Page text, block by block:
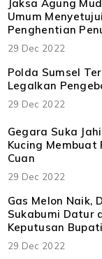
Jaksa Agung
Umum
Penghentian
Berdasarkan
29 Dec 2022
Polda Sumsel
Legalkan
29 Dec 2022
Gegara Suka
Kucing Membuat Fredi
Cuan
29 Dec 2022
Gas Melon Naik, Di Kabupaten
Sukabumi Datur
Keputusan Bupati
29 Dec 2022